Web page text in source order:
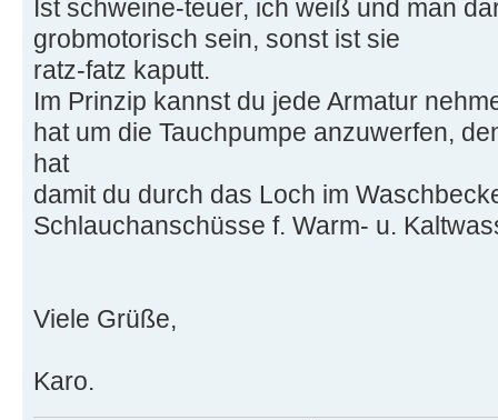
Ist schweine-teuer, ich weiß und man
grobmotorisch sein, sonst ist sie
ratz-fatz kaputt.
Im Prinzip kannst du jede Armatur
hat um die Tauchpumpe anzuwerfen,
hat
damit du durch das Loch im
Schlauchanschüsse f. Warm- u.
Viele Grüße,
Karo.